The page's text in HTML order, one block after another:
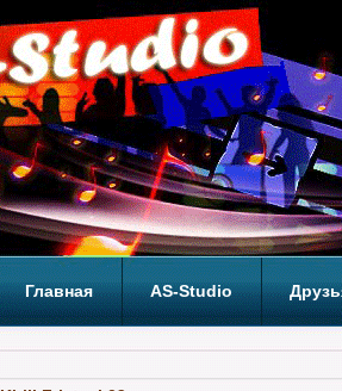
Главная AS-Studio